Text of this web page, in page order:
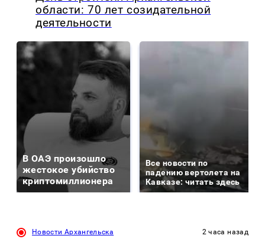
области: 70 лет созидательной
деятельности
В ОАЭ произошло
жестокое убийство
криптомиллионера
Все новости по
падению вертолета на
Кавказе: читать здесь
Новости Архангельска 2 часа назад